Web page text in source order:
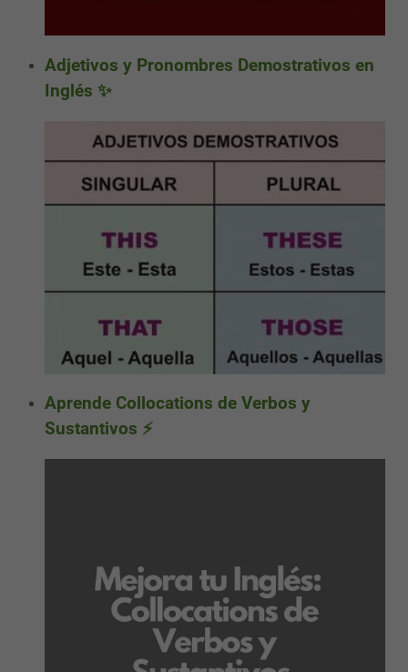
Adjetivos y Pronombres Demostrativos en
Inglés ✨
Aprende Collocations de Verbos y
Sustantivos ⚡